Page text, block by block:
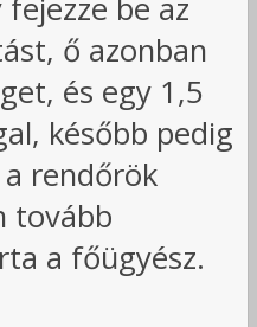
be az
ő azonban
és egy 1,5
később pedig
rendőrök
tovább
a főügyész.